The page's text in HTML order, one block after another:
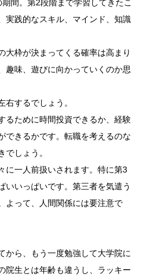
間。第2段階まで学習してきたこ
実践的なスキル、マインド、知識
大枠が決まってくる確率は高まり
趣味、遊びに向かっていくのか思
するでしょう。
るために時間投資できるか、経験
できるかです。転職を考えるのな
でしょう。
に一人前扱いされます。特に第3
いいっぱいです。第三者を気遣う
よって、人間関係には要注意で
から、もう一度勉強して大学院に
院生とは年齢も違うし、ラッキー